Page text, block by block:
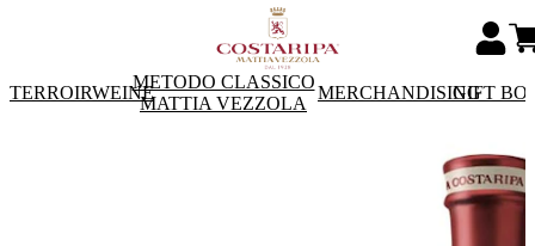
TERROIRWEINE
METODO CLASSICO
MATTIA VEZZOLA
MERCHANDISING
GIFT